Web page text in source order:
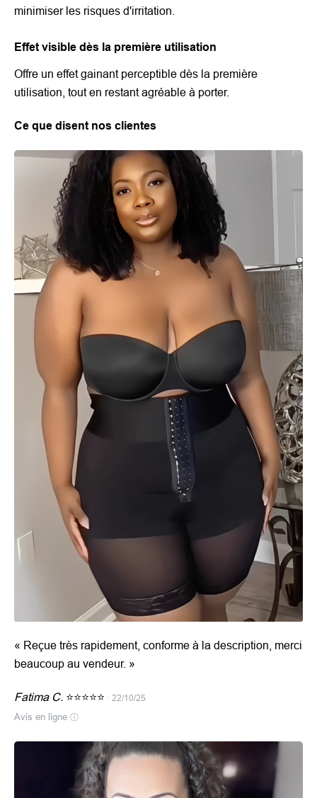
minimiser les risques d'irritation.
Effet visible dès la première utilisation
Offre un effet gainant perceptible dès la première
utilisation, tout en restant agréable à porter.
Ce que disent nos clientes
« Reçue très rapidement, conforme à la description, merci
beaucoup au vendeur. »
Fatima C. ⭐⭐⭐⭐⭐ · 22/10/25
Avis en ligne ⓘ